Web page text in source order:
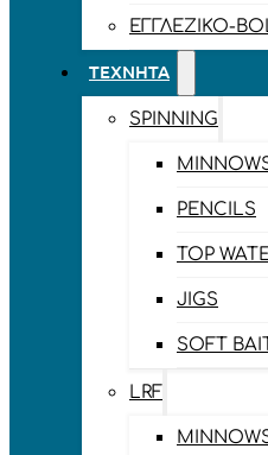
ΕΓΓΛΈΖΙΚΟ-
ΤΕΧΝΗΤΆ
SPINNING
PENCILS
TOP
JIGS
SOFT
LRF